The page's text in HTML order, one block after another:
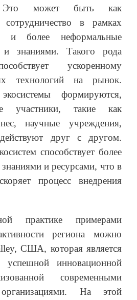
Это может быть как
сотрудничество в рамках
и более неформальные
знаниями. Такого рода
ускоренному
технологий на рынок.
формируются,
участники, такие как
научные учреждения,
друг с другом.
способствует более
и ресурсами, что в
процесс внедрения
практике примерами
региона можно
США, которая является
инновационной
современными
На этой